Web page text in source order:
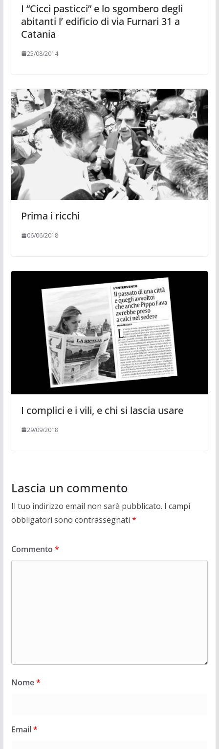
I “Cicci pasticci” e lo sgombero degli
abitanti l’ edificio di via Furnari 31 a
Catania
25/08/2014
Prima i ricchi
06/06/2018
I complici e i vili, e chi si lascia usare
29/09/2018
Lascia un commento
Il tuo indirizzo email non sarà pubblicato. I campi
obbligatori sono contrassegnati *
Commento *
Nome*
Email*